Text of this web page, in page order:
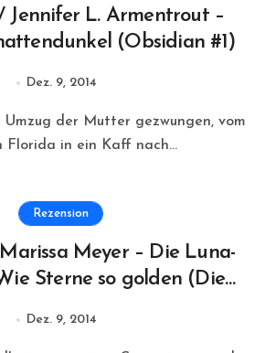
Jennifer L. Armentrout –
(Obsidian #1)
Dez. 9, 2014
Florida in ein Kaff nach...
Rezension
Meyer – Die Luna-
Sterne so golden (Die
Dez. 9, 2014